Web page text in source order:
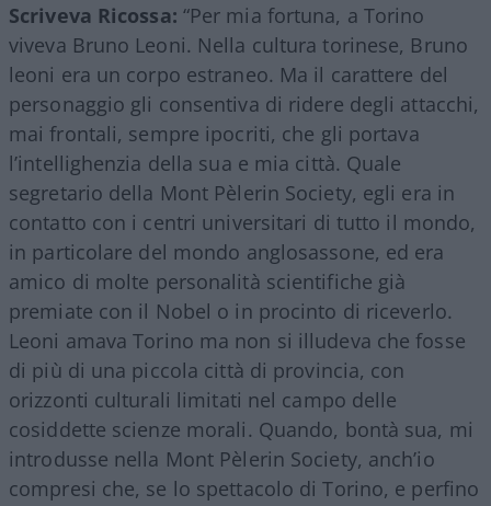
Scriveva Ricossa: “Per mia fortuna, a Torino
viveva Bruno Leoni. Nella cultura torinese, Bruno
leoni era un corpo estraneo. Ma il carattere del
personaggio gli consentiva di ridere degli attacchi,
mai frontali, sempre ipocriti, che gli portava
l’intellighenzia della sua e mia città. Quale
segretario della Mont Pèlerin Society, egli era in
contatto con i centri universitari di tutto il mondo,
in particolare del mondo anglosassone, ed era
amico di molte personalità scientifiche già
premiate con il Nobel o in procinto di riceverlo.
Leoni amava Torino ma non si illudeva che fosse
di più di una piccola città di provincia, con
orizzonti culturali limitati nel campo delle
cosiddette scienze morali. Quando, bontà sua, mi
introdusse nella Mont Pèlerin Society, anch’io
compresi che, se lo spettacolo di Torino, e perfino